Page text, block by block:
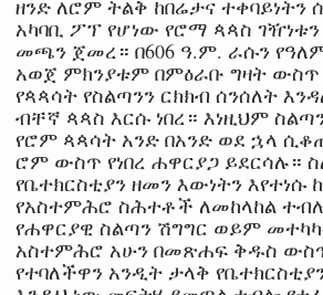
ዘንድ ለሮም ትልቅ ከበሬታና ተቀባይነትን
አካባቢ ፖፕ የሆነው የሮማ ጳጳስ
መጫን ጀመረ። በ606 ዓ.ም. ራሱን
አወጀ ምክንያቱም በምዕራቡ ግዛት
የጳጳሳት የስልጣንን ርክክብ ሰንሰለት
ብቸኛ ጳጳስ እርሱ ነበረ። እነዚህም
የሮም ጳጳሳት አንድ በአንድ ወደ ኋላ
ሮም ውስጥ የነበረ ሐዋርያጋ ይደርሳሉ።
የቤተክርስቲያን ዘመን እውነትን እየተነሱ
የአስተምሕሮ ስሕተቶች ለመከላከል
የሐዋርያዊ ስልጣን ሽግግር ወይም
አስተምሕሮ አሁን በመጽሐፍ ቅዱስ
የተባለችዋን አንዲት ታላቅ